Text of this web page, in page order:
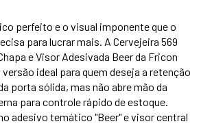
perfeito e o visual imponente que o
para lucrar mais. A Cervejeira 569
e Visor Adesivada Beer da Fricon
versão ideal para quem deseja a retenção
porta sólida, mas não abre mão da
para controle rápido de estoque.
adesivo temático "Beer" e visor central